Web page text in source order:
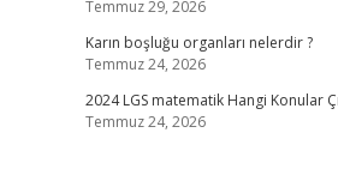
Temmuz 29, 2026
Karın boşluğu organları nelerdir ?
Temmuz 24, 2026
2024 LGS matematik Hangi Konular
Temmuz 24, 2026